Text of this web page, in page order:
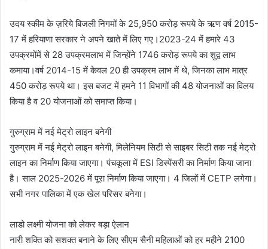
उदय स्कीम के ज़रिये बिजली निगमों के 25,950 करोड़ रूपये के ऋण वर्ष 2015-
17 में हरियाणा सरकार ने अपने खाते में लिए गए।2023-24 में हमारे 43
उपक्रमोंमें से 28 उपक्रमलाभ में जिन्होंने 1746 करोड़ रूपये का शुद्व लाभ
कमाया।वर्ष 2014-15 में केवल 20 ही उपक्रम लाभ में थे, जिनका लाभ मात्र
450 करोड़ रूपये था। इस बजट में हमने 11 विभागों की 48 योजनाओं का विलय
किया है व 20 योजनाओं को समाप्त किया।
गुरुग्राम में नई मेट्रो लाइन बनेगी
गुरुग्राम में नई मेट्रो लाइन बनेगी, मिलेनियम सिटी से साइबर सिटी तक नई मेट्रो
लाइन का निर्माण किया जाएगा। पंचकूला में ESI डिस्पेंसरी का निर्माण किया जाना
है। साल 2025-2026 में पूरा निर्माण किया जाएगा। 4 जिलों में CETP लगेगा।
सभी नगर पालिका में एक खेल परिसर बनेगा।
लाडो लक्ष्मी योजना को लेकर बड़ा ऐलान
नारी शक्ति को सशक्त बनाने के लिए सीएम सैनी महिलाओं को हर महीने 2100